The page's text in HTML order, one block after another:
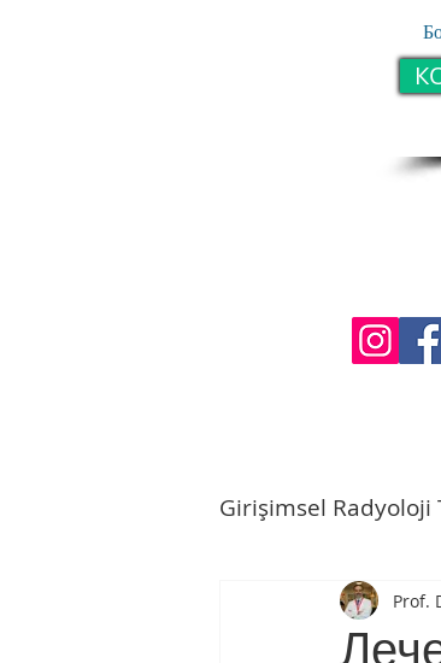
Girişimsel Radyoloji
Prof.